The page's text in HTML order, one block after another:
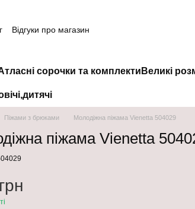
Відгуки про магазин
сорочки та комплекти Великі
Піжами з брюками Молодіжна піжама Vienetta 504029
піжама Vienetta